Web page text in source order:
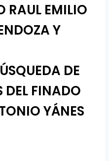
RAUL EMILIO
Y
DE
DEL FINADO
YÁNES